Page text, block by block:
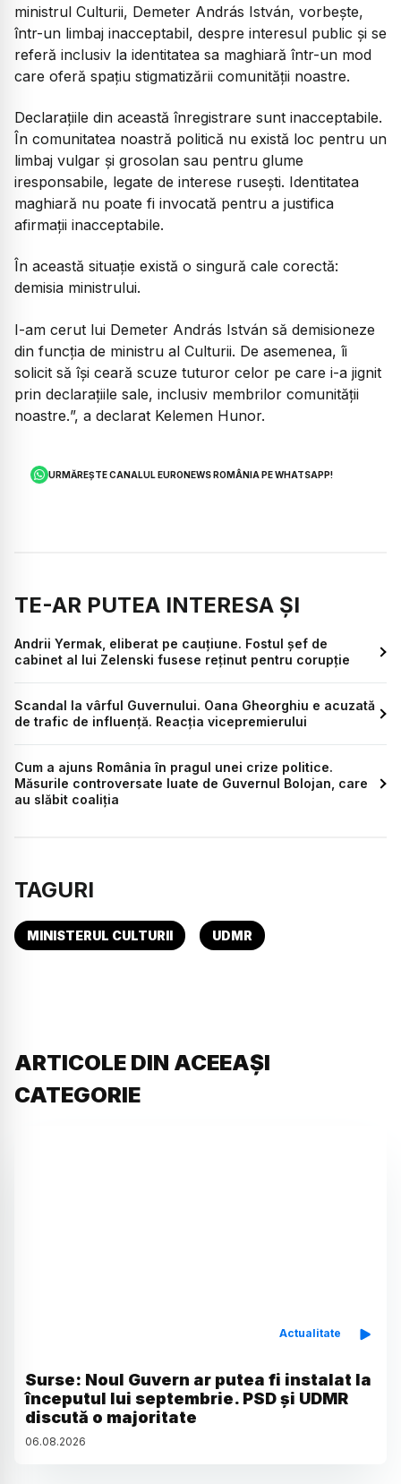
ministrul Culturii, Demeter András István, vorbește,
într-un limbaj inacceptabil, despre interesul public și se
referă inclusiv la identitatea sa maghiară într-un mod
care oferă spațiu stigmatizării comunității noastre.
Declarațiile din această înregistrare sunt inacceptabile.
În comunitatea noastră politică nu există loc pentru un
limbaj vulgar și grosolan sau pentru glume
iresponsabile, legate de interese rusești. Identitatea
maghiară nu poate fi invocată pentru a justifica
afirmații inacceptabile.
În această situație există o singură cale corectă:
demisia ministrului.
I-am cerut lui Demeter András István să demisioneze
din funcția de ministru al Culturii. De asemenea, îi
solicit să își ceară scuze tuturor celor pe care i-a jignit
prin declarațiile sale, inclusiv membrilor comunității
noastre.”, a declarat Kelemen Hunor.
URMĂREȘTE CANALUL EURONEWS ROMÂNIA PE WHATSAPP!
TE-AR PUTEA INTERESA ȘI
Andrii Yermak, eliberat pe cauțiune. Fostul șef de
cabinet al lui Zelenski fusese reținut pentru corupție
Scandal la vârful Guvernului. Oana Gheorghiu e acuzată
de trafic de influență. Reacția vicepremierului
Cum a ajuns România în pragul unei crize politice.
Măsurile controversate luate de Guvernul Bolojan, care
au slăbit coaliția
TAGURI
MINISTERUL CULTURII UDMR
ARTICOLE DIN ACEEAȘI
CATEGORIE
Actualitate
Surse: Noul Guvern ar putea fi instalat la
începutul lui septembrie. PSD și UDMR
discută o majoritate
06.08.2026